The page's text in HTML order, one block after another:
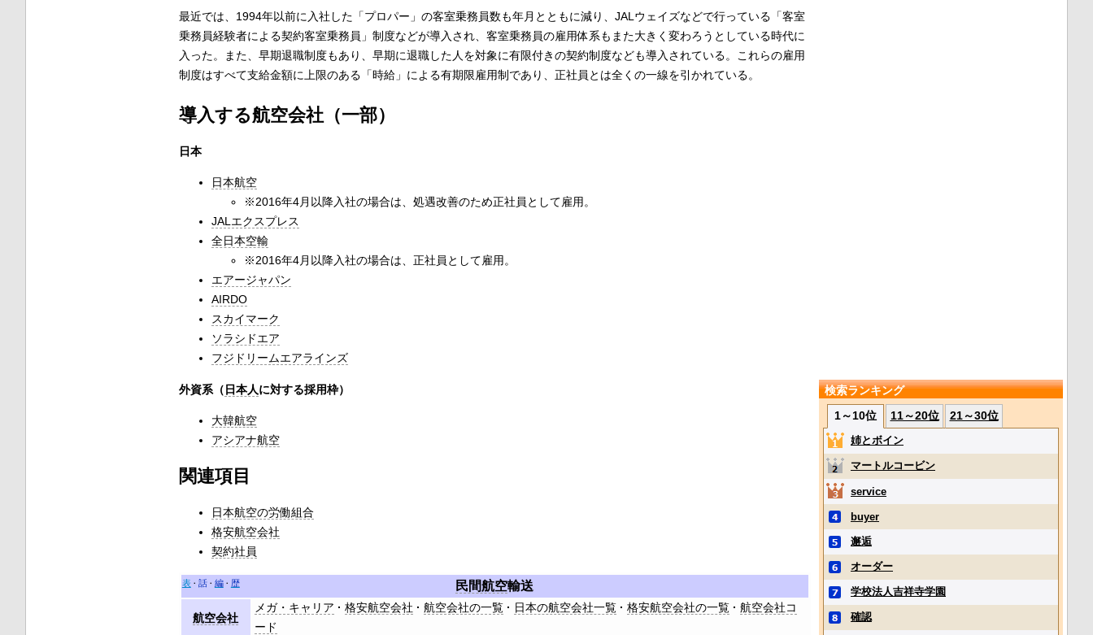
最近では、1994年以前に入社した「プロパー」の客室乗務員数も年月とともに減り、JALウェイズなどで行っている「客室
乗務員経験者による契約客室乗務員」制度などが導入され、客室乗務員の雇用体系もまた大きく変わろうとしている時代に
入った。また、早期退職制度もあり、早期に退職した人を対象に有限付きの契約制度なども導入されている。これらの雇用
制度はすべて支給金額に上限のある「時給」による有期限雇用制であり、正社員とは全くの一線を引かれている。
導入する航空会社（一部）
日本
日本航空
※2016年4月以降入社の場合は、処遇改善のため正社員として雇用。
JALエクスプレス
全日本空輸
※2016年4月以降入社の場合は、正社員として雇用。
エアージャパン
AIRDO
スカイマーク
ソラシドエア
フジドリームエアラインズ
外資系（ 日本人に対する採用枠）
大韓航空
アシアナ航空
関連項目
日本航空の労働組合
格安航空会社
契約社員
表 話 編 歴 民間航空輸送
航空会社
メガ・キャリア 格安航空会社 航空会社の一覧 日本の航空会社一覧 格安航空会社の一覧
航空会社コ
ード
検索ランキング
1～10位
11～20位 21～30位
姉とボイン
マートルコービン
service
buyer
邂逅
オーダー
学校法人吉祥寺学園
確認